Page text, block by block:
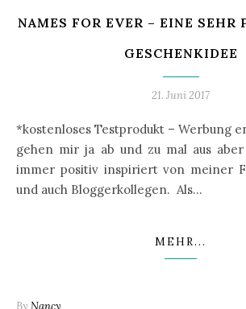
NAMES FOR EVER – EINE SEHR
GESCHENKIDEE
21. Juni 2017
*kostenloses Testprodukt – Werbung enthalten* * Ideen
gehen mir ja ab und zu mal aus
immer positiv inspiriert von meiner
und auch Bloggerkollegen. Als…
MEHR...
By Nancy